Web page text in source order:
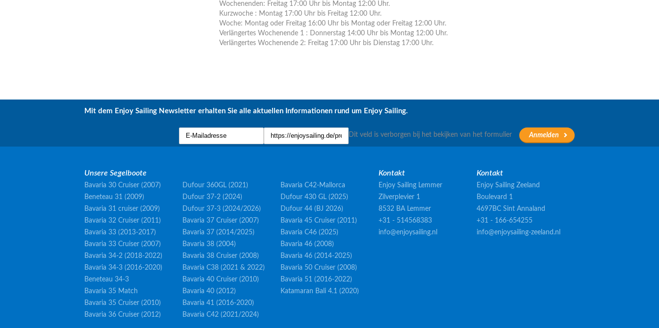
Wochenenden: Freitag 17:00 Uhr bis Montag 12:00 Uhr.
Kurzwoche : Montag 17:00 Uhr bis Freitag 12:00 Uhr.
Woche: Montag oder Freitag 16:00 Uhr bis Montag oder Freitag 12:00 Uhr.
Verlängertes Wochenende 1 : Donnerstag 14:00 Uhr bis Montag 12:00 Uhr.
Verlängertes Wochenende 2: Freitag 17:00 Uhr bis Dienstag 17:00 Uhr.
Mit dem Enjoy Sailing Newsletter erhalten Sie alle aktuellen Informationen rund um Enjoy Sailing.
Dit veld is verborgen bij het bekijken van het formulier
Unsere Segelboote
Bavaria 30 Cruiser (2007)
Beneteau 31 (2009)
Bavaria 31 cruiser (2009)
Bavaria 32 Cruiser (2011)
Bavaria 33 (2013-2017)
Bavaria 33 Cruiser (2007)
Bavaria 34-2 (2018-2022)
Bavaria 34-3 (2016-2020)
Beneteau 34-3
Bavaria 35 Match
Bavaria 35 Cruiser (2010)
Bavaria 36 Cruiser (2012)
Dufour 360GL (2021)
Dufour 37-2 (2024)
Dufour 37-3 (2024/2026)
Bavaria 37 Cruiser (2007)
Bavaria 37 (2014/2025)
Bavaria 38 (2004)
Bavaria 38 Cruiser (2008)
Bavaria C38 (2021 & 2022)
Bavaria 40 Cruiser (2010)
Bavaria 40 (2012)
Bavaria 41 (2016-2020)
Bavaria C42 (2021/2024)
Bavaria C42-Mallorca
Dufour 430 GL (2025)
Dufour 44 (BJ 2026)
Bavaria 45 Cruiser (2011)
Bavaria C46 (2025)
Bavaria 46 (2008)
Bavaria 46 (2014-2025)
Bavaria 50 Cruiser (2008)
Bavaria 51 (2016-2022)
Katamaran Bali 4.1 (2020)
Kontakt
Enjoy Sailing Lemmer
Zilverplevier 1
8532 BA Lemmer
+31 - 514568383
info@enjoysailing.nl
Kontakt
Enjoy Sailing Zeeland
Boulevard 1
4697BC Sint Annaland
+31 - 166-654255
info@enjoysailing-zeeland.nl